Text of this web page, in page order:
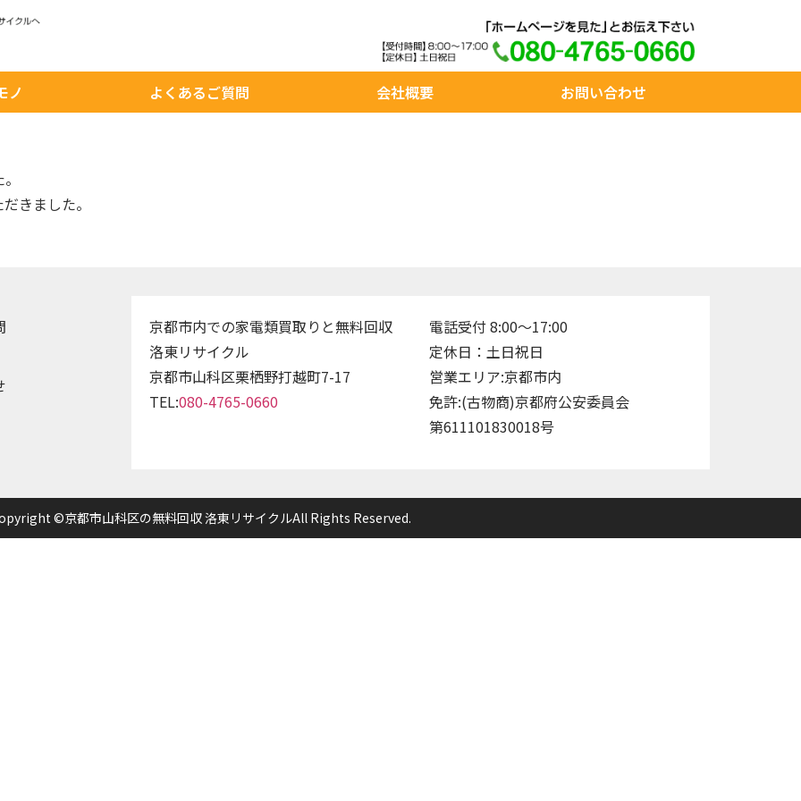
ノ よくあるご質問 会社概要 お問い合わせ
きました。
京都市内での家電類買取りと無料回収
洛東リサイクル
京都市山科区栗栖野打越町7-17
TEL:080-4765-0660
電話受付 8:00～17:00
定休日：土日祝日
営業エリア:京都市内
免許:(古物商)京都府公安委員会
第611101830018号
©京都市山科区の無料回収 洛東リサイクルAll Rights Reserved.